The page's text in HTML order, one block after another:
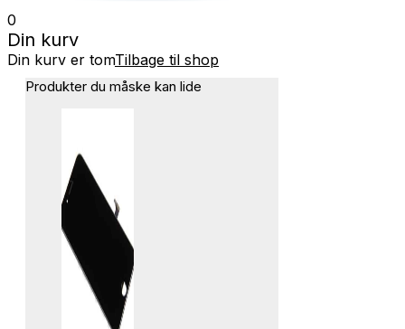
0
Din kurv
Din kurv er tomTilbage til shop
Produkter du måske kan lide